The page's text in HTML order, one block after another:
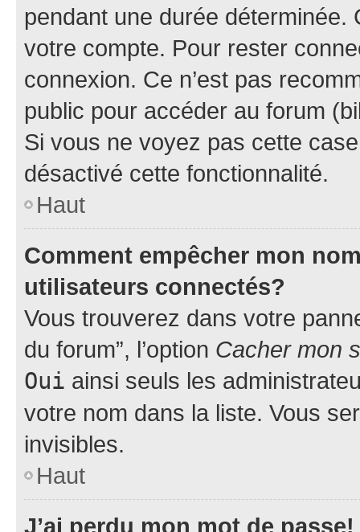
pendant une durée déterminée.
votre compte. Pour rester
connexion. Ce n’est pas
public pour accéder au forum
Si vous ne voyez pas cette
désactivé cette fonctionnalité.
Haut
Comment empêcher mon
utilisateurs connectés?
Vous trouverez dans votre
du forum”, l’option Cacher mon
Oui ainsi seuls les
votre nom dans la liste. Vous
invisibles.
Haut
J’ai perdu mon mot de passe!